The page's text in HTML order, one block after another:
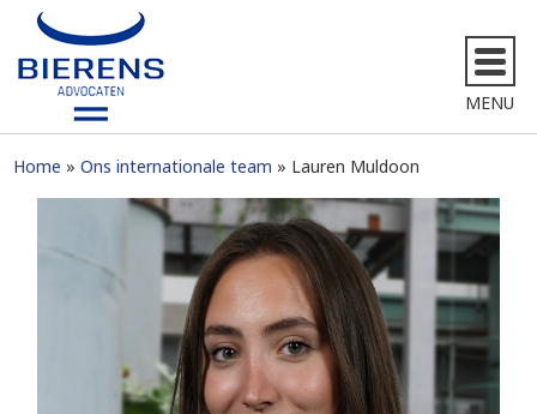
MENU
Home Ons internationale team Lauren Muldoon